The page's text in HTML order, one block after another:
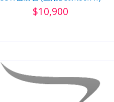
$10,900